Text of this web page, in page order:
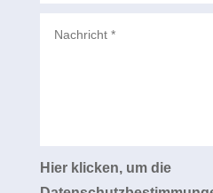
Hier klicken, um die